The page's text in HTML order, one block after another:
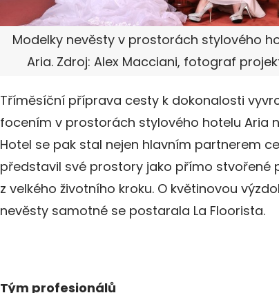
Modelky nevěsty v prostorách stylového
Aria. Zdroj: Alex Macciani, fotograf
Tříměsíční příprava cesty k dokonalosti
focením v prostorách stylového hotelu Aria
Hotel se pak stal nejen hlavním partnerem
představil své prostory jako přímo stvořené
z velkého životního kroku. O květinovou
nevěsty samotné se postarala La Floorista.
Tým profesionálů